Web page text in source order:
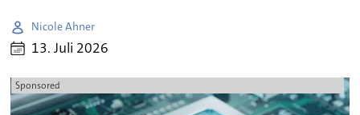
Nicole Ahner
13. Juli 2026
Sponsored